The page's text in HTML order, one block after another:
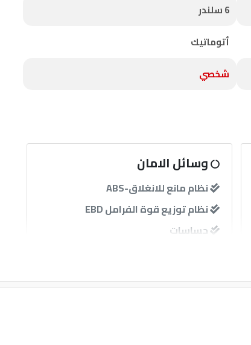
6 سلندر
أتوماتيك
شخصي
وسائل الامان
نظام مانع للانغلاق-ABS
نظام توزيع قوة الفرامل EBD
حساسات